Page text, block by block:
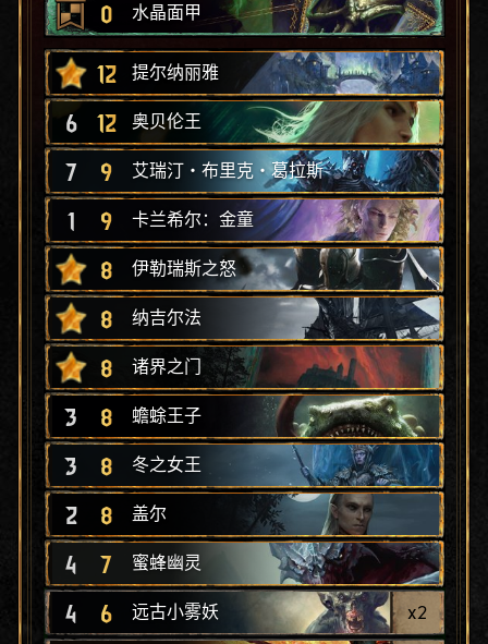
0 水晶面甲
12 提尔纳丽雅
6 12 奥贝伦王
7 9 艾瑞汀‧布里克‧葛拉斯
1 9 卡兰希尔：金童
8 伊勒瑞斯之怒
8 纳吉尔法
8 诸界之门
3 8 蟾蜍王子
3 8 冬之女王
2 8 盖尔
4 7 蜜蜂幽灵
4 6 远古小雾妖 x2